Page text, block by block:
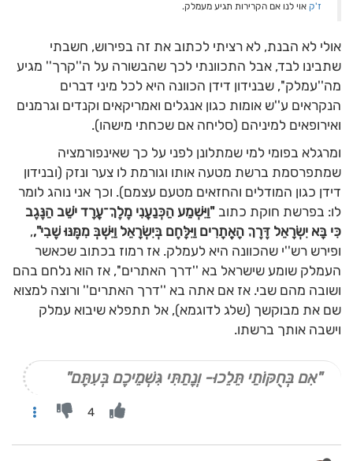
ז'ק אוי לנו אם הקרירות תגיע מעמלק.
אולי לא הבנת, לא רציתי לכתוב את זה בפירוש, חשבתי
שתבינו לבד, אבל התכוונתי לכך שהבשורה על ה''קרך'' מגיע
מה''עמלק'', שבנידון דידן הכוונה היא לכל מיני דברים
הנקראים ע''ש אומות כגון אנגלים ואמריקאים וקנדים וגרמנים
ואירופאים למיניהם (סליחה אם שכחתי מישהו).
ומרגלא בפומי למי שמתלונן לפני על כך שאינפורמציה
שמתפרסמת ברשת מטעה אותו וגורמת לו צער ונזק (ובנידון
דידן כגון המודלים והחזאים מטעם עצמם). וכך אני נוהג לומר
לו: בפרשת חוקת כתוב "וַיִּשְׁמַע הַכְּנַעֲנִי מֶלֶךְ־עֲרָד יֹשֵׁב הַנֶּגֶב
כִּי בָּא יִשְׂרָאֵל דֶּרֶךְ הָאֲתָרִים וַיִּלָּחֶם בְּיִשְׂרָאֵל וַיִּשְׁבְּ מִמֶּנּוּ שֶׁבִי",,
ופירש רש''י שהכוונה היא לעמלק. אז רמוז בכתוב שכאשר
העמלק שומע שישראל בא ''דרך האתרים'', אז הוא נלחם בהם
ושובה מהם שבי. אז אם אתה בא ''דרך האתרים'' ורוצה למצוא
שם את מבוקשך (שלג לדוגמא), אל תתפלא שיבוא עמלק
וישבה אותך ברשתו.
"אִם בְּחֻקּוֹתַי תֵּלֵכוּ- וְנָתַתִּי גִּשְׁמֵיכֶם בְּעִתָּם"
4